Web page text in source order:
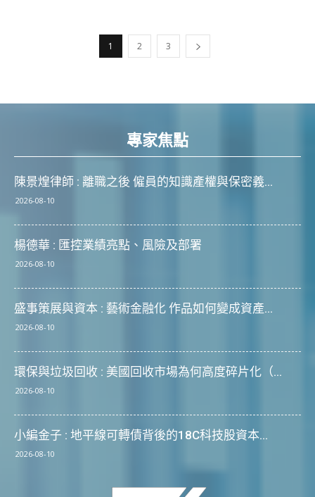
1 2 3
專家焦點
陳景煌律師 : 離職之後 僱員的知識產權與保密義...
2026-08-10
楊德華 : 匯控業績亮點、風險及部署
2026-08-10
盛事策展與資本 : 藝術金融化 作品如何變成資產...
2026-08-10
環保與垃圾回收 : 美國回收市場為何高度碎片化（...
2026-08-10
小編金子 : 地平線可轉債背後的18C科技股資本...
2026-08-10